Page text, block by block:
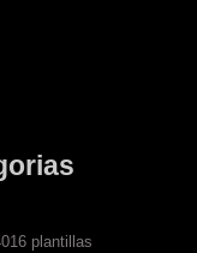
plantillas